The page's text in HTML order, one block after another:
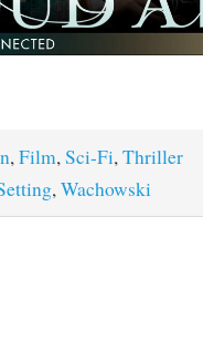
,Film,Sci-Fi,Thriller
,Wachowski